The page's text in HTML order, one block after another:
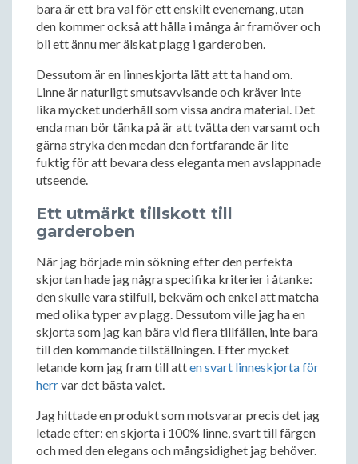
bara är ett bra val för ett enskilt evenemang, utan
den kommer också att hålla i många år framöver och
bli ett ännu mer älskat plagg i garderoben.
Dessutom är en linneskjorta lätt att ta hand om.
Linne är naturligt smutsavvisande och kräver inte
lika mycket underhåll som vissa andra material. Det
enda man bör tänka på är att tvätta den varsamt och
gärna stryka den medan den fortfarande är lite
fuktig för att bevara dess eleganta men avslappnade
utseende.
Ett utmärkt tillskott till
garderoben
När jag började min sökning efter den perfekta
skjortan hade jag några specifika kriterier i åtanke:
den skulle vara stilfull, bekväm och enkel att matcha
med olika typer av plagg. Dessutom ville jag ha en
skjorta som jag kan bära vid flera tillfällen, inte bara
till den kommande tillställningen. Efter mycket
letande kom jag fram till atten svart linneskjorta för
herrvar det bästa valet.
Jag hittade en produkt som motsvarar precis det jag
letade efter: en skjorta i 100% linne, svart till färgen
och med den elegans och mångsidighet jag behöver.